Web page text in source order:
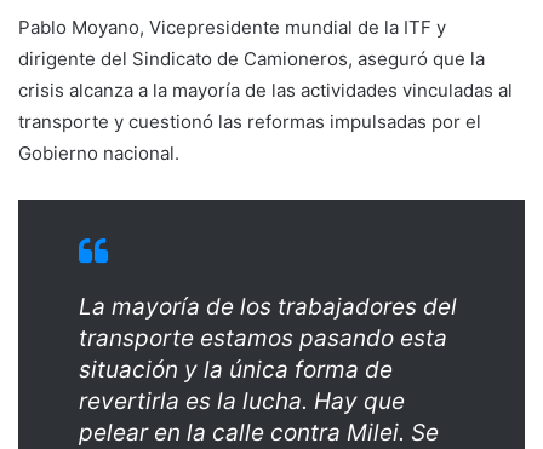
Pablo Moyano, Vicepresidente mundial de la ITF y
dirigente del Sindicato de Camioneros, aseguró que la
crisis alcanza a la mayoría de las actividades vinculadas al
transporte y cuestionó las reformas impulsadas por el
Gobierno nacional.
La mayoría de los trabajadores del
transporte estamos pasando esta
situación y la única forma de
revertirla es la lucha. Hay que
pelear en la calle contra Milei. Se